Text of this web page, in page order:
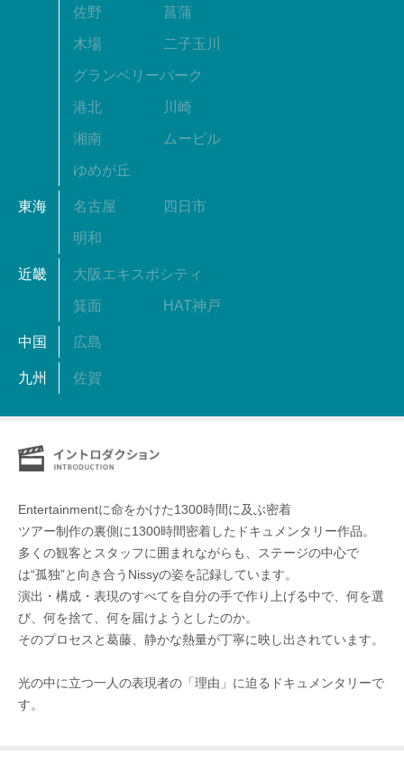
佐野 菖蒲
木場 二子玉川
グランベリーパーク
港北 川崎
湘南 ムービル
ゆめが丘
東海 名古屋 四日市
明和
近畿 大阪エキスポシティ
箕面 HAT神戸
中国 広島
九州 佐賀
Entertainmentに命をかけた1300時間に及ぶ密着
ツアー制作の裏側に1300時間密着したドキュメンタリー作品。
多くの観客とスタッフに囲まれながらも、ステージの中心で
は“孤独”と向き合うNissyの姿を記録しています。
演出・構成・表現のすべてを自分の手で作り上げる中で、何を選
び、何を捨て、何を届けようとしたのか。
そのプロセスと葛藤、静かな熱量が丁寧に映し出されています。
光の中に立つ一人の表現者の「理由」に迫るドキュメンタリーで
す。